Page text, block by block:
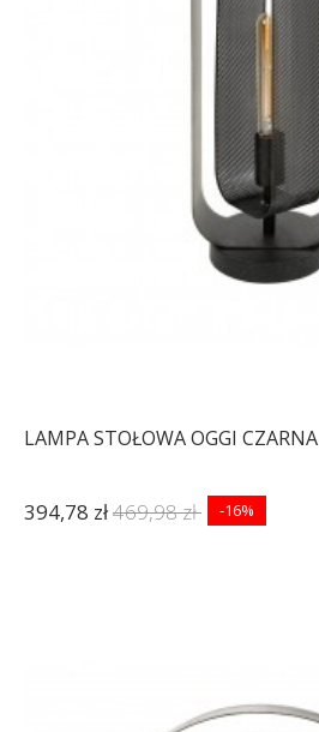
LAMPA STOŁOWA OGGI CZARNA
394,78 zł469,98 zł -16%